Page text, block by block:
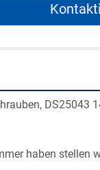
DS25043
haben stellen